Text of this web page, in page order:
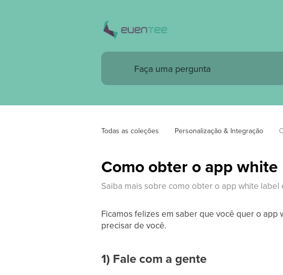
Todas as coleções Personalização & Integração
Como obter o app white
Saiba mais sobre como obter o app white
Ficamos felizes em saber que você quer o
precisar de você.
1) Fale com a gente